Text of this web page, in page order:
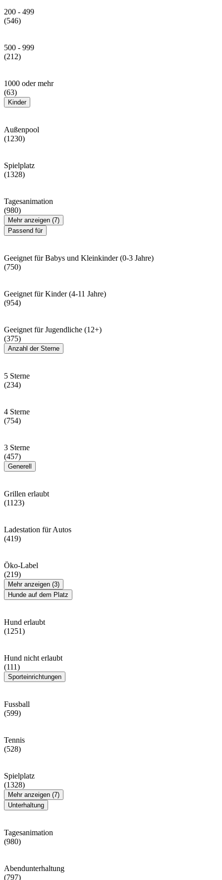
200 - 499
(546)
500 - 999
(212)
1000 oder mehr
(63)
Kinder
Außenpool
(1230)
Spielplatz
(1328)
Tagesanimation
(980)
Mehr anzeigen (7)
Passend für
Geeignet für Babys und Kleinkinder (0-3 Jahre)
(750)
Geeignet für Kinder (4-11 Jahre)
(954)
Geeignet für Jugendliche (12+)
(375)
Anzahl der Sterne
5 Sterne
(234)
4 Sterne
(754)
3 Sterne
(457)
Generell
Grillen erlaubt
(1123)
Ladestation für Autos
(419)
Öko-Label
(219)
Mehr anzeigen (3)
Hunde auf dem Platz
Hund erlaubt
(1251)
Hund nicht erlaubt
(111)
Sporteinrichtungen
Fussball
(599)
Tennis
(528)
Spielplatz
(1328)
Mehr anzeigen (7)
Unterhaltung
Tagesanimation
(980)
Abendunterhaltung
(797)